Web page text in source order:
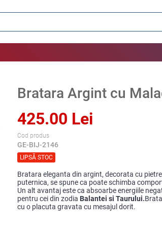
Bratara Argint cu
425.00 Lei
Cod produs
GE-BIJ-2146
LIPSĂ STOC
Bratara eleganta din argint, decorata cu
puternica, se spune ca poate schimba
Un alt avantaj este ca absoarbe energiile
pentru cei din zodia Balantei si Taurului.
cu o placuta gravata cu mesajul dorit.